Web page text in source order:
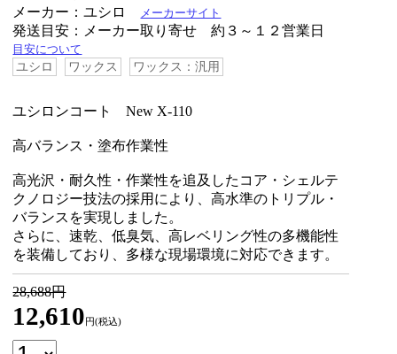
メーカー：ユシロ
メーカーサイト
発送目安：メーカー取り寄せ 約３～１２営業日
目安について
ユシロ ワックス ワックス：汎用
ユシロンコート New X-110
高バランス・塗布作業性
高光沢・耐久性・作業性を追及したコア・シェルテ
クノロジー技法の採用により、高水準のトリプル・
バランスを実現しました。
さらに、速乾、低臭気、高レベリング性の多機能性
を装備しており、多様な現場環境に対応できます。
28,688円
12,610 円(税込)